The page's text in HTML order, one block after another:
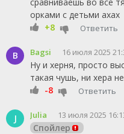
орками с детьми ахах
+8
Ответить
B Bagsi 16 июля 2025
Ну и херня, просто
такая чушь, ни хера
-8
Ответить
J Julia 13 июля 2025
Спойлер